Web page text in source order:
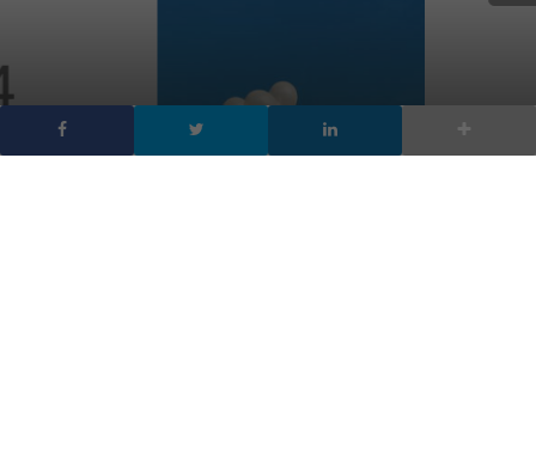
Google: il 4 ottobre